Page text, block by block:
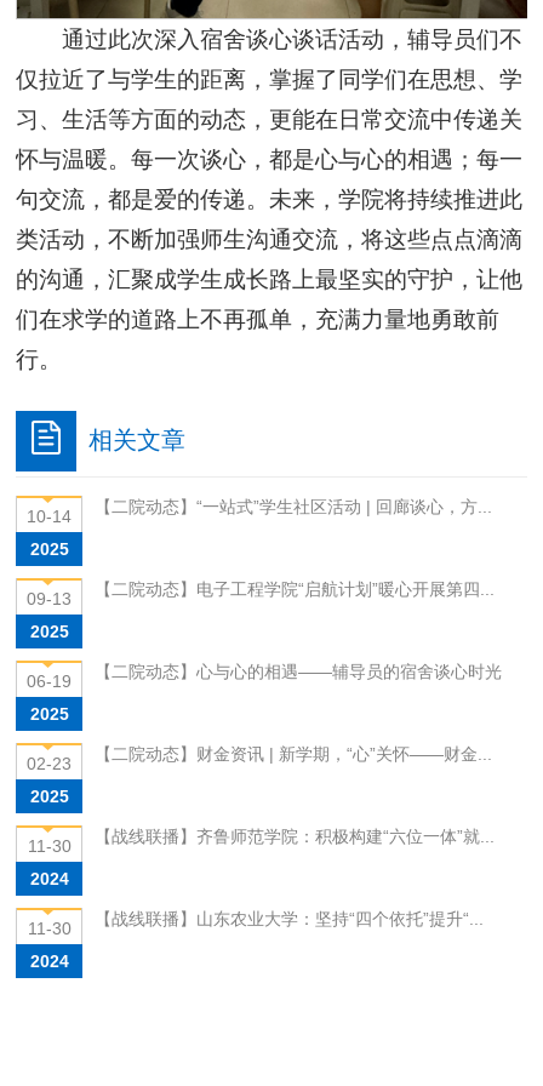
通过此次深入宿舍谈心谈话活动，辅导员们不
仅拉近了与学生的距离，掌握了同学们在思想、学
习、生活等方面的动态，更能在日常交流中传递关
怀与温暖。每一次谈心，都是心与心的相遇；每一
句交流，都是爱的传递。未来，学院将持续推进此
类活动，不断加强师生沟通交流，将这些点点滴滴
的沟通，汇聚成学生成长路上最坚实的守护，让他
们在求学的道路上不再孤单，充满力量地勇敢前
行。
相关文章
10-14
2025
【二院动态】“一站式”学生社区活动 | 回廊谈心，方...
09-13
2025
【二院动态】电子工程学院“启航计划”暖心开展第四...
06-19
2025
【二院动态】心与心的相遇——辅导员的宿舍谈心时光
02-23
2025
【二院动态】财金资讯 | 新学期，“心”关怀——财金...
11-30
2024
【战线联播】齐鲁师范学院：积极构建“六位一体”就...
11-30
2024
【战线联播】山东农业大学：坚持“四个依托”提升“...